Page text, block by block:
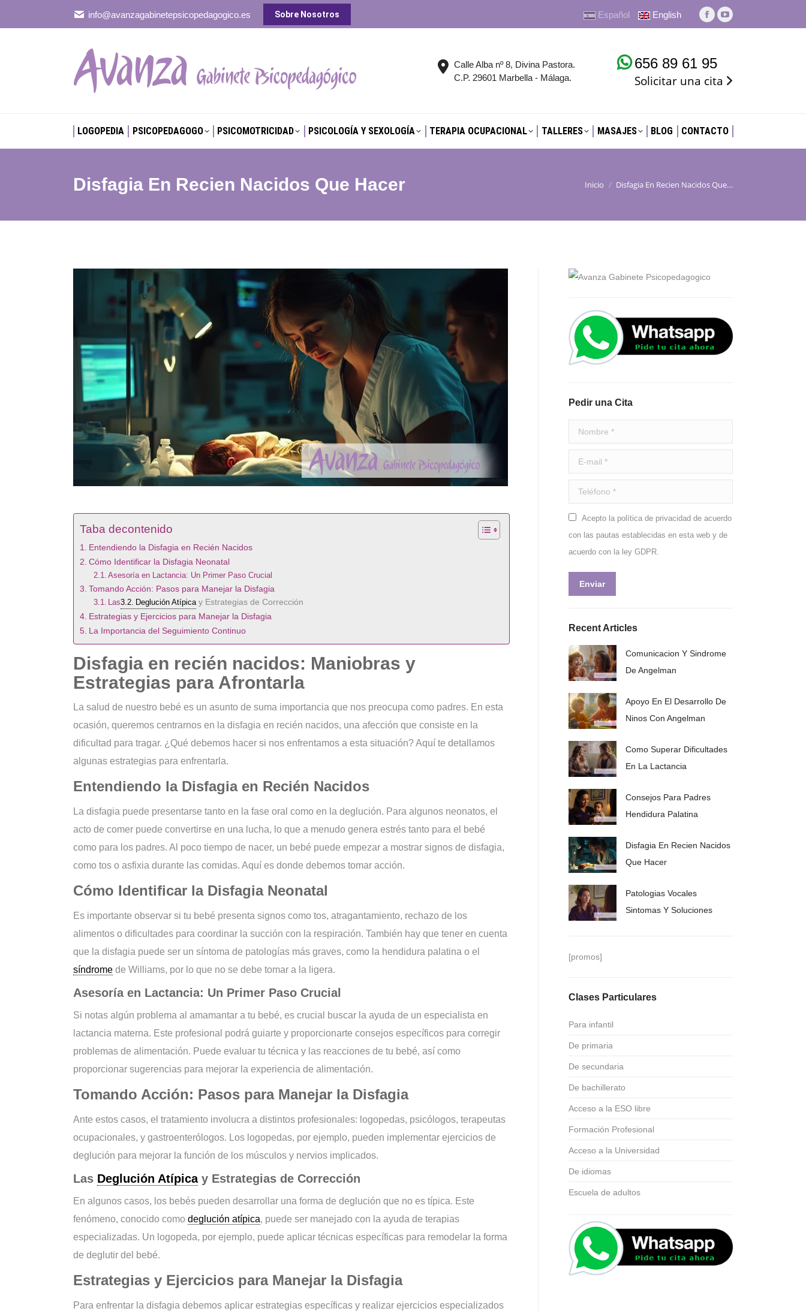
info@avanzagabinetepsicopedagogico.es Sobre Nosotros Español English
La
se
abre
nueva
La
abre
nueva
Calle Alba nº 8, Divina Pastora.
C.P. 29601 Marbella - Málaga.
656 89 61 95
Solicitar una cita
LOGOPEDIA PSICOPEDAGOGO PSICOMOTRICIDAD PSICOLOGÍA Y SEXOLOGÍA TERAPIA OCUPACIONAL TALLERES MASAJES BLOG CONTACTO
Disfagia En Recien Nacidos Que Hacer Estás aquí:
Inicio Disfagia En Recien Nacidos Que…
Taba decontenido
Entendiendo la Disfagia en Recién Nacidos
Cómo Identificar la Disfagia Neonatal
Asesoría en Lactancia: Un Primer Paso Crucial
Tomando Acción: Pasos para Manejar la Disfagia
Las Deglución Atípicay Estrategias de Corrección
Estrategias y Ejercicios para Manejar la Disfagia
La Importancia del Seguimiento Continuo
Disfagia en recién nacidos: Maniobras y
Estrategias para Afrontarla
La salud de nuestro bebé es un asunto de suma importancia que nos preocupa como padres. En esta
ocasión, queremos centrarnos en la disfagia en recién nacidos, una afección que consiste en la
dificultad para tragar. ¿Qué debemos hacer si nos enfrentamos a esta situación? Aquí te detallamos
algunas estrategias para enfrentarla.
Entendiendo la Disfagia en Recién Nacidos
La disfagia puede presentarse tanto en la fase oral como en la deglución. Para algunos neonatos, el
acto de comer puede convertirse en una lucha, lo que a menudo genera estrés tanto para el bebé
como para los padres. Al poco tiempo de nacer, un bebé puede empezar a mostrar signos de disfagia,
como tos o asfixia durante las comidas. Aquí es donde debemos tomar acción.
Cómo Identificar la Disfagia Neonatal
Es importante observar si tu bebé presenta signos como tos, atragantamiento, rechazo de los
alimentos o dificultades para coordinar la succión con la respiración. También hay que tener en cuenta
que la disfagia puede ser un síntoma de patologías más graves, como la hendidura palatina o el
síndrome de Williams, por lo que no se debe tomar a la ligera.
Asesoría en Lactancia: Un Primer Paso Crucial
Si notas algún problema al amamantar a tu bebé, es crucial buscar la ayuda de un especialista en
lactancia materna. Este profesional podrá guiarte y proporcionarte consejos específicos para corregir
problemas de alimentación. Puede evaluar tu técnica y las reacciones de tu bebé, así como
proporcionar sugerencias para mejorar la experiencia de alimentación.
Tomando Acción: Pasos para Manejar la Disfagia
Ante estos casos, el tratamiento involucra a distintos profesionales: logopedas, psicólogos, terapeutas
ocupacionales, y gastroenterólogos. Los logopedas, por ejemplo, pueden implementar ejercicios de
deglución para mejorar la función de los músculos y nervios implicados.
Las Deglución Atípicay Estrategias de Corrección
En algunos casos, los bebés pueden desarrollar una forma de deglución que no es típica. Este
fenómeno, conocido como deglución atípica, puede ser manejado con la ayuda de terapias
especializadas. Un logopeda, por ejemplo, puede aplicar técnicas específicas para remodelar la forma
de deglutir del bebé.
Estrategias y Ejercicios para Manejar la Disfagia
Para enfrentar la disfagia debemos aplicar estrategias específicas y realizar ejercicios especializados
Pedir una Cita
Nombre *
E-mail *
Teléfono *
Acepto la política de privacidad de acuerdo
con las pautas establecidas en esta web y de
acuerdo con la ley GDPR.
Enviar
Recent Articles
Comunicacion Y Sindrome
De Angelman
Apoyo En El Desarrollo De
Ninos Con Angelman
Como Superar Dificultades
En La Lactancia
Consejos Para Padres
Hendidura Palatina
Disfagia En Recien Nacidos
Que Hacer
Patologias Vocales
Sintomas Y Soluciones
[promos]
Clases Particulares
Para infantil
De primaria
De secundaria
De bachillerato
Acceso a la ESO libre
Formación Profesional
Acceso a la Universidad
De idiomas
Escuela de adultos
LOGOPEDIA PSICOPEDAGOGO PSICOMOTRICIDAD PSICOLOGÍA Y SEXOLOGÍA MASAJES BLOG CONTACTO